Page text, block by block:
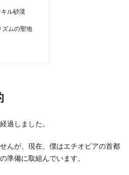
キル砂漠
ズムの聖地
過しました。
んが、現在、僕はエチオピアの首都
準備に取組んでいます。